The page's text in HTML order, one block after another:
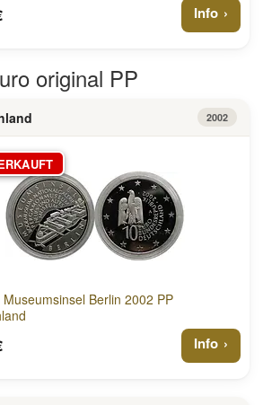
Info
original PP
2002
Museumsinsel Berlin 2002 PP
Info